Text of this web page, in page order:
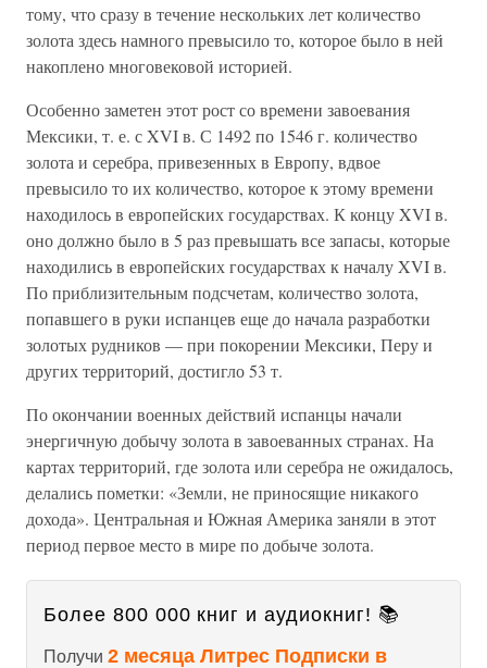
тому, что сразу в течение нескольких лет количество
золота здесь намного превысило то, которое было в ней
накоплено многовековой историей.
Особенно заметен этот рост со времени завоевания
Мексики, т. е. с XVI в. С 1492 по 1546 г. количество
золота и серебра, привезенных в Европу, вдвое
превысило то их количество, которое к этому времени
находилось в европейских государствах. К концу XVI в.
оно должно было в 5 раз превышать все запасы, которые
находились в европейских государствах к началу XVI в.
По приблизительным подсчетам, количество золота,
попавшего в руки испанцев еще до начала разработки
золотых рудников — при покорении Мексики, Перу и
других территорий, достигло 53 т.
По окончании военных действий испанцы начали
энергичную добычу золота в завоеванных странах. На
картах территорий, где золота или серебра не ожидалось,
делались пометки: «Земли, не приносящие никакого
дохода». Центральная и Южная Америка заняли в этот
период первое место в мире по добыче золота.
Более 800 000 книг и аудиокниг! 📚
Получи 2 месяца Литрес Подписки в